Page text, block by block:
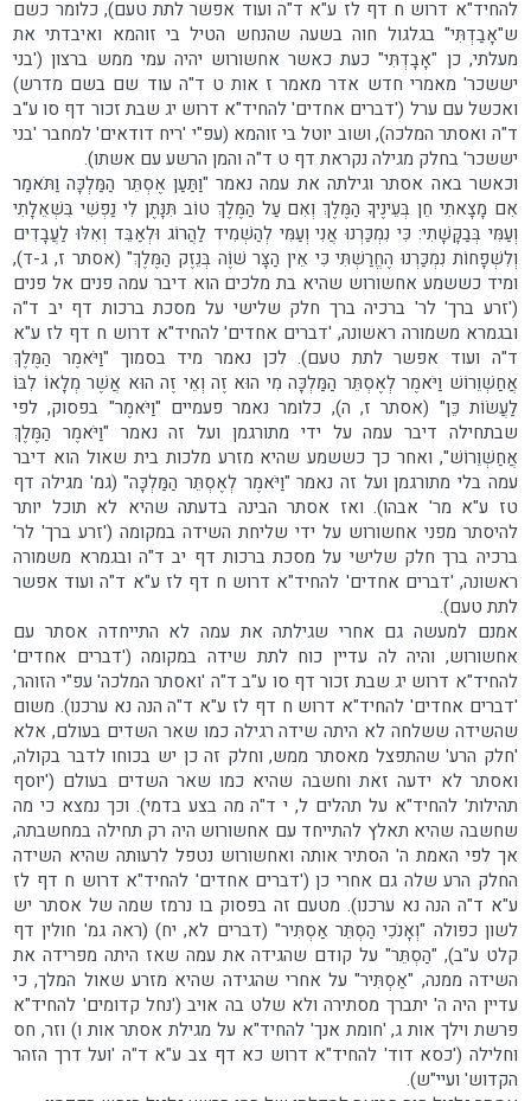
להחיד"א דרוש ח דף לז ע"א ד"ה ועוד אפשר לתת טעם), כלומר כשם
ש"אָבַדְתִּי" בגלגול חוה בשעה שהנחש הטיל בי זוהמא ואיבדתי את
מעלתי, כן "אָבָדְתִּי" כעת כאשר אחשורוש יהיה עמי ממש ברצון ('בני
יששכר' מאמרי חדש אדר מאמר ז אות ט ד"ה עוד שם בשם מדרש)
ואכשל עם ערל ('דברים אחדים' להחיד"א דרוש יג שבת זכור דף סו ע"ב
ד"ה ואסתר המלכה), ושוב יוטל בי זוהמא (עפ"י 'ריח דודאים' למחבר 'בני
יששכר' בחלק מגילה נקראת דף ט ד"ה והמן הרשע עם אשתו).
וכאשר באה אסתר וגילתה את עמה נאמר "וַתַּעַן אֶסְתֵּר הַמַּלְכָּה וַתֹּאמַר
אִם מָצָאתִי חֵן בְּעֵינֶיךָ הַמֶּלֶךְ וְאִם עַל הַמֶּלֶךְ טוֹב תִּנָּתֶן לִי נַפְשִׁי בִּשְׁאֵלָתִי
וְעַמִּי בְּבַקָּשָׁתִי: כִּי נִמְכַּרְנוּ אֲנִי וְעַמִּי לְהַשְׁמִיד לַהֲרוֹג וּלְאַבֵּד וְאִלּוּ לַעֲבָדִים
וְלִשְׁפָחוֹת נִמְכַּרְנוּ הֶחֱרַשְׁתִּי כִּי אֵין הַצָּר שׁוֶֹה בְּנֵזֶק הַמֶּלֶךְ" (אסתר ז, ג-ד),
ומיד כששמע אחשורוש שהיא בת מלכים הוא דיבר עמה פנים אל פנים
('זרע ברך' לר' ברכיה ברך חלק שלישי על מסכת ברכות דף יב ד"ה
ובגמרא משמורה ראשונה, 'דברים אחדים' להחיד"א דרוש ח דף לז ע"א
ד"ה ועוד אפשר לתת טעם). לכן נאמר מיד בסמוך "וַיֹּאמֶר הַמֶּלֶךְ
אֲחַשְׁוֵרוֹשׁ וַיֹּאמֶר לְאֶסְתֵּר הַמַּלְכָּה מִי הוּא זֶה וְאֵי זֶה הוּא אֲשֶׁר מְלָאוֹ לִבּוֹ
לַעֲשׂוֹת כֵּן" (אסתר ז, ה), כלומר נאמר פעמיים "וַיֹּאמֶר" בפסוק, לפי
שבתחילה דיבר עמה על ידי מתורגמן ועל זה נאמר "וַיֹּאמֶר הַמֶּלֶךְ
אֲחַשְׁוֵרוֹשׁ", ואחר כך כששמע שהיא מזרע מלכות בית שאול הוא דיבר
עמה בלי מתורגמן ועל זה נאמר "וַיֹּאמֶר לְאֶסְתֵּר הַמַּלְכָּה" (גמ' מגילה דף
טז ע"א מר' אבהו). ואז אסתר הבינה בדעתה שהיא לא תוכל יותר
להיסתר מפני אחשורוש על ידי שליחת השידה במקומה ('זרע ברך' לר'
ברכיה ברך חלק שלישי על מסכת ברכות דף יב ד"ה ובגמרא משמורה
ראשונה, 'דברים אחדים' להחיד"א דרוש ח דף לז ע"א ד"ה ועוד אפשר
לתת טעם).
אמנם למעשה גם אחרי שגילתה את עמה לא התייחדה אסתר עם
אחשורוש, והיה לה עדיין כוח לתת שידה במקומה ('דברים אחדים'
להחיד"א דרוש יג שבת זכור דף סו ע"ב ד"ה 'ואסתר המלכה' עפ"י הזוהר,
'דברים אחדים' להחיד"א דרוש ח דף לז ע"א ד"ה הנה נא ערכנו). משום
שהשידה ששלחה לא היתה שידה רגילה כמו שאר השדים בעולם, אלא
'חלק הרע' שהתפצל מאסתר ממש, וחלק זה כן יש בכוחו לדבר בקולה,
ואסתר לא ידעה זאת וחשבה שהיא כמו שאר השדים בעולם ('יוסף
תהילות' להחיד"א על תהלים ל, י ד"ה מה בצע בדמי). וכך נמצא כי מה
שחשבה שהיא תאלץ להתייחד עם אחשורוש היה רק תחילה במחשבתה,
אך לפי האמת ה' הסתיר אותה ואחשורוש נטפל לרעותה שהיא השידה
החלק הרע שלה גם אחרי כן ('דברים אחדים' להחיד"א דרוש ח דף לז
ע"א ד"ה הנה נא ערכנו). מטעם זה בפסוק בו נרמז שמה של אסתר יש
לשון כפולה "וְאָנֹכִי הַסְתֵּר אַסְתִּיר" (דברים לא, יח) (ראה גמ' חולין דף
קלט ע"ב), "הַסְתֵּר" על קודם שהגידה את עמה שאז היתה מפרידה את
השידה ממנה, "אַסְתִּיר" על אחרי שהגידה שהיא מזרע שאול המלך, כי
עדיין היה ה' יתברך מסתירה ולא שלט בה אויב ('נחל קדומים' להחיד"א
פרשת וילך אות ג, 'חומת אנך' להחיד"א על מגילת אסתר אות ו) וזר, חס
וחלילה ('כסא דוד' להחיד"א דרוש כא דף צב ע"א ד"ה 'ועל דרך הזהר
הקדוש' ועיי"ש).